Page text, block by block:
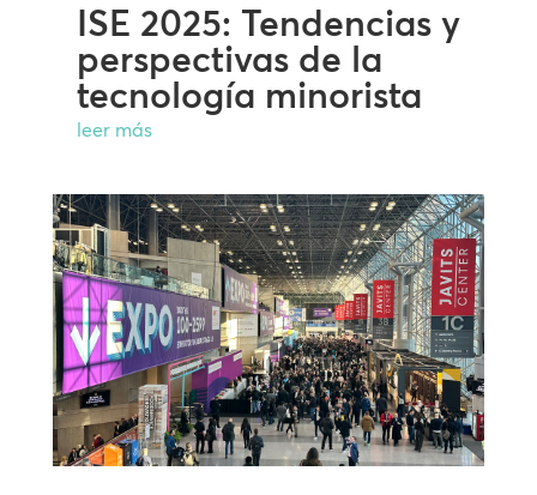
ISE 2025: Tendencias y
perspectivas de la
tecnología minorista
leer más